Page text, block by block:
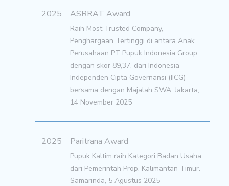
2025 ASRRAT Award
Raih Most Trusted Company,
Penghargaan Tertinggi di antara Anak
Perusahaan PT Pupuk Indonesia Group
dengan skor 89,37, dari Indonesia
Independen Cipta Governansi (IICG)
bersama dengan Majalah SWA. Jakarta,
14 November 2025
2025 Paritrana Award
Pupuk Kaltim raih Kategori Badan Usaha
dari Pemerintah Prop. Kalimantan Timur.
Samarinda, 5 Agustus 2025